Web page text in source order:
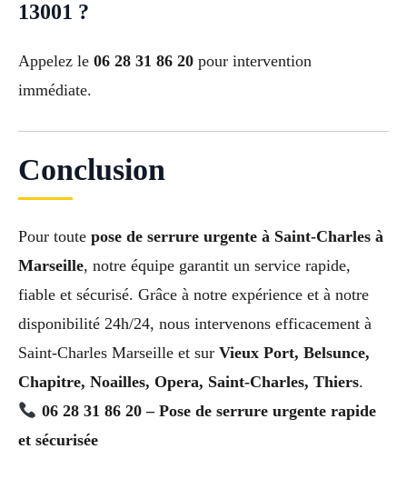
13001 ?
Appelez le 06 28 31 86 20 pour intervention
immédiate.
Conclusion
Pour toute pose de serrure urgente à Saint-Charles à
Marseille, notre équipe garantit un service rapide,
fiable et sécurisé. Grâce à notre expérience et à notre
disponibilité 24h/24, nous intervenons efficacement à
Saint-Charles Marseille et sur Vieux Port, Belsunce,
Chapitre, Noailles, Opera, Saint-Charles, Thiers.
06 28 31 86 20 – Pose de serrure urgente rapide
et sécurisée